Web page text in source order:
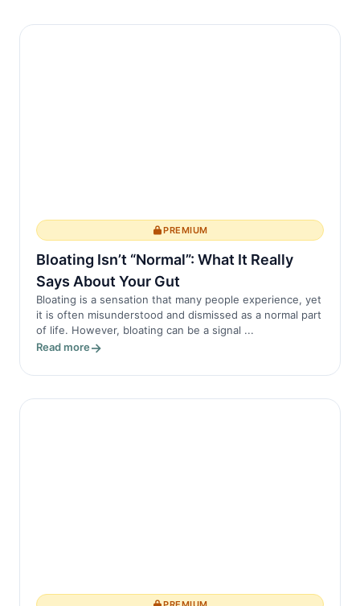
PREMIUM
Bloating Isn’t “Normal”: What It Really
Says About Your Gut
Bloating is a sensation that many people experience, yet
it is often misunderstood and dismissed as a normal part
of life. However, bloating can be a signal ...
Read more